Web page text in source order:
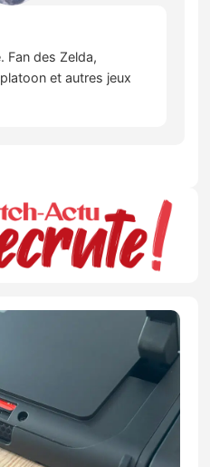
Fan des Zelda,
et autres jeux